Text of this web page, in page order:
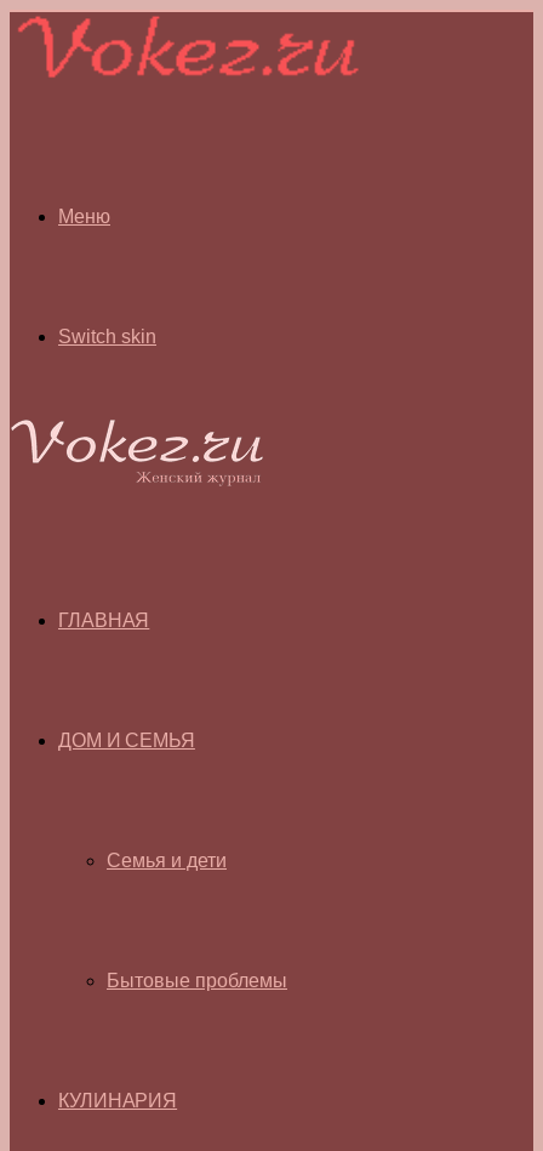
Меню
Switch skin
ГЛАВНАЯ
ДОМ И СЕМЬЯ
Семья и дети
Бытовые проблемы
КУЛИНАРИЯ